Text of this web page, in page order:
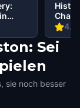
Sei
sie noch besser